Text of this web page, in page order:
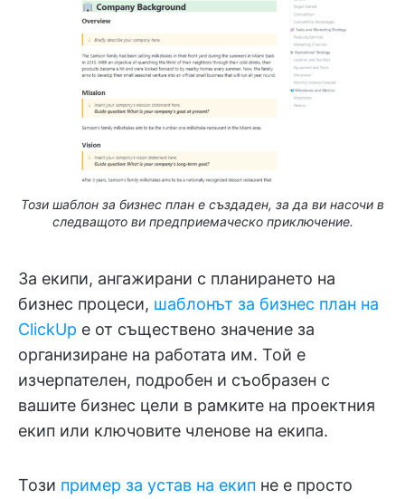
Този шаблон за бизнес план е създаден, за да ви насочи в
следващото ви предприемаческо приключение.
За екипи, ангажирани с планирането на
бизнес процеси, шаблонът за бизнес план на
ClickUp е от съществено значение за
организиране на работата им. Той е
изчерпателен, подробен и съобразен с
вашите бизнес цели в рамките на проектния
екип или ключовите членове на екипа.
Този пример за устав на екип не е просто